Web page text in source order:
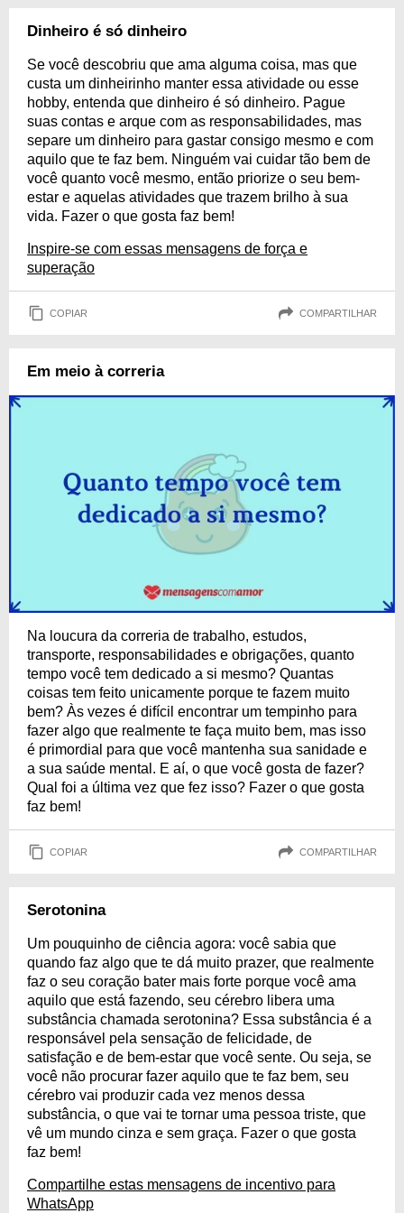
Dinheiro é só dinheiro
Se você descobriu que ama alguma coisa, mas que
custa um dinheirinho manter essa atividade ou esse
hobby, entenda que dinheiro é só dinheiro. Pague
suas contas e arque com as responsabilidades, mas
separe um dinheiro para gastar consigo mesmo e com
aquilo que te faz bem. Ninguém vai cuidar tão bem de
você quanto você mesmo, então priorize o seu bem-
estar e aquelas atividades que trazem brilho à sua
vida. Fazer o que gosta faz bem!
Inspire-se com essas mensagens de força e
superação
COPIAR COMPARTILHAR
Em meio à correria
Na loucura da correria de trabalho, estudos,
transporte, responsabilidades e obrigações, quanto
tempo você tem dedicado a si mesmo? Quantas
coisas tem feito unicamente porque te fazem muito
bem? Às vezes é difícil encontrar um tempinho para
fazer algo que realmente te faça muito bem, mas isso
é primordial para que você mantenha sua sanidade e
a sua saúde mental. E aí, o que você gosta de fazer?
Qual foi a última vez que fez isso? Fazer o que gosta
faz bem!
COPIAR COMPARTILHAR
Serotonina
Um pouquinho de ciência agora: você sabia que
quando faz algo que te dá muito prazer, que realmente
faz o seu coração bater mais forte porque você ama
aquilo que está fazendo, seu cérebro libera uma
substância chamada serotonina? Essa substância é a
responsável pela sensação de felicidade, de
satisfação e de bem-estar que você sente. Ou seja, se
você não procurar fazer aquilo que te faz bem, seu
cérebro vai produzir cada vez menos dessa
substância, o que vai te tornar uma pessoa triste, que
vê um mundo cinza e sem graça. Fazer o que gosta
faz bem!
Compartilhe estas mensagens de incentivo para
WhatsApp